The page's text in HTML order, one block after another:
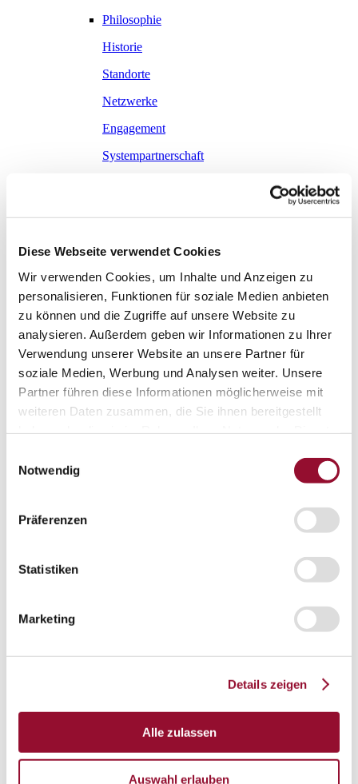
Diese Webseite verwendet Cookies
Wir verwenden Cookies, um Inhalte und Anzeigen zu
personalisieren, Funktionen für soziale Medien anbieten
zu können und die Zugriffe auf unsere Website zu
analysieren. Außerdem geben wir Informationen zu Ihrer
Verwendung unserer Website an unsere Partner für
soziale Medien, Werbung und Analysen weiter. Unsere
Partner führen diese Informationen möglicherweise mit
weiteren Daten zusammen, die Sie ihnen bereitgestellt
Notwendig
Präferenzen
Statistiken
Marketing
Details zeigen
Alle zulassen
Auswahl erlauben
Philosophie
Historie
Standorte
Netzwerke
Engagement
Systempartnerschaft
Borkheide
Wien
London
Karriere
Service
Service
Planungstool Architekten
Planungstool Architekten
Planungstool Architekten
Downloads
Die Systemtrennwand
Schallschutz